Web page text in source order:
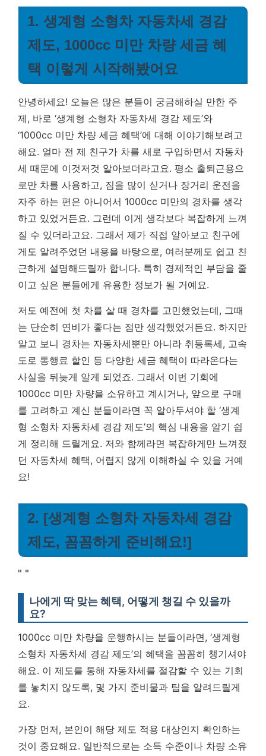
1. 생계형 소형차 자동차세 경감
제도, 1000cc 미만 차량 세금 혜
택 이렇게 시작해봤어요
안녕하세요! 오늘은 많은 분들이 궁금해하실 만한 주
제, 바로 ‘생계형 소형차 자동차세 경감 제도’와
‘1000cc 미만 차량 세금 혜택’에 대해 이야기해보려고
해요. 얼마 전 제 친구가 차를 새로 구입하면서 자동차
세 때문에 이것저것 알아보더라고요. 평소 출퇴근용으
로만 차를 사용하고, 짐을 많이 싣거나 장거리 운전을
자주 하는 편은 아니어서 1000cc 미만의 경차를 생각
하고 있었거든요. 그런데 이게 생각보다 복잡하게 느껴
질 수 있더라고요. 그래서 제가 직접 알아보고 친구에
게도 알려주었던 내용을 바탕으로, 여러분께도 쉽고 친
근하게 설명해드릴까 합니다. 특히 경제적인 부담을 줄
이고 싶은 분들에게 유용한 정보가 될 거예요.
저도 예전에 첫 차를 살 때 경차를 고민했었는데, 그때
는 단순히 연비가 좋다는 점만 생각했었거든요. 하지만
알고 보니 경차는 자동차세뿐만 아니라 취등록세, 고속
도로 통행료 할인 등 다양한 세금 혜택이 따라온다는
사실을 뒤늦게 알게 되었죠. 그래서 이번 기회에
1000cc 미만 차량을 소유하고 계시거나, 앞으로 구매
를 고려하고 계신 분들이라면 꼭 알아두셔야 할 ‘생계
형 소형차 자동차세 경감 제도’의 핵심 내용을 알기 쉽
게 정리해 드릴게요. 저와 함께라면 복잡하게만 느껴졌
던 자동차세 혜택, 어렵지 않게 이해하실 수 있을 거예
요!
2. [생계형 소형차 자동차세 경감
제도, 꼼꼼하게 준비해요!]
" "
나에게 딱 맞는 혜택, 어떻게 챙길 수 있을까
요?
1000cc 미만 차량을 운행하시는 분들이라면, ‘생계형
소형차 자동차세 경감 제도’의 혜택을 꼼꼼히 챙기셔야
해요. 이 제도를 통해 자동차세를 절감할 수 있는 기회
를 놓치지 않도록, 몇 가지 준비물과 팁을 알려드릴게
요.
가장 먼저, 본인이 해당 제도 적용 대상인지 확인하는
것이 중요해요. 일반적으로는 소득 수준이나 차량 소유